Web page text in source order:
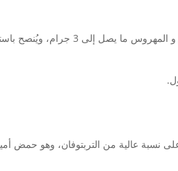
نسبة عالية من التربتوفان، وهو حمض